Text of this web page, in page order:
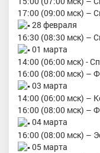
17:00 (09:00 мск) –
28 февраля
16:30 (08:30 мск) –
01 марта
14:00 (06:00 мск) -
16:00 (08:00 мск) –
03 марта
14:00 (06:00 мск) –
16:00 (08:00 мск) –
04 марта
16:00 (08:00 мск) –
05 марта
Иван Евгеньевич
спорта, ПФО, Республика
Татарстан, Казань